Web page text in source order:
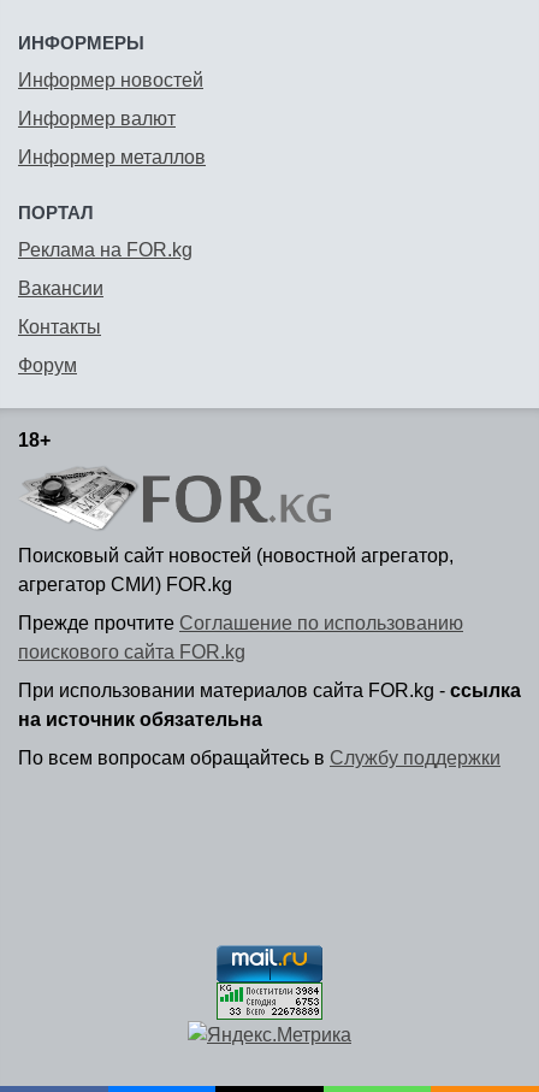
ИНФОРМЕРЫ
Информер новостей
Информер валют
Информер металлов
ПОРТАЛ
Реклама на FOR.kg
Вакансии
Контакты
Форум
18+
Поисковый сайт новостей (новостной агрегатор,
агрегатор СМИ) FOR.kg
Прежде прочтите Соглашение по использованию
поискового сайта FOR.kg
При использовании материалов сайта FOR.kg - ссылка
на источник обязательна
По всем вопросам обращайтесь в Службу поддержки